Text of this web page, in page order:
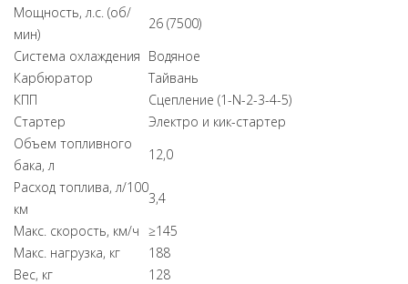
Мощность, л.с. (об/
мин)
26 (7500)
Система охлаждения Водяное
Карбюратор
Тайвань
КПП
Сцепление (1-N-2-3-4-5)
Стартер
Электро и кик-стартер
Объем топливного
бака, л
12,0
Расход топлива, л/100
км
3,4
Макс. скорость, км/ч ≥145
Макс. нагрузка, кг
188
Вес, кг
128